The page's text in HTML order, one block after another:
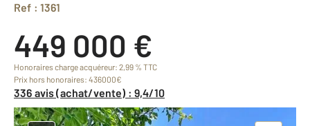
Ref : 1361
449 000 €
Honoraires charge acquéreur: 2,99 % TTC
Prix hors honoraires: 436000€
336 avis (achat/vente) : 9,4/10